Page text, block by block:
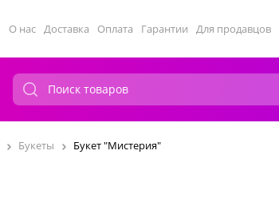
О нас Доставка Оплата Гарантии Для продавцов
Букеты Букет "Мистерия"